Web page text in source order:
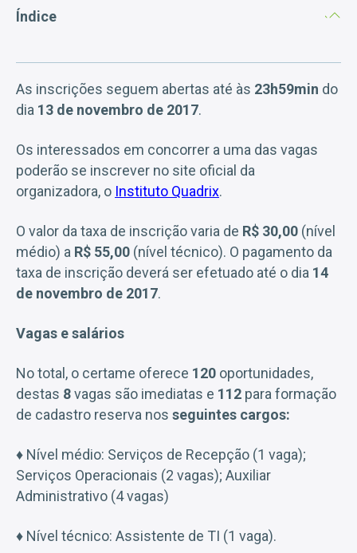
Índice
As inscrições seguem abertas até às 23h59min do
dia 13 de novembro de 2017.
Os interessados em concorrer a uma das vagas
poderão se inscrever no site oficial da
organizadora, o Instituto Quadrix.
O valor da taxa de inscrição varia de R$ 30,00 (nível
médio) a R$ 55,00 (nível técnico). O pagamento da
taxa de inscrição deverá ser efetuado até o dia 14
de novembro de 2017.
Vagas e salários
No total, o certame oferece 120 oportunidades,
destas 8vagas são imediatas e 112 para formação
de cadastro reserva nos seguintes cargos:
♦ Nível médio: Serviços de Recepção (1 vaga);
Serviços Operacionais (2 vagas); Auxiliar
Administrativo (4 vagas)
♦ Nível técnico: Assistente de TI (1 vaga).